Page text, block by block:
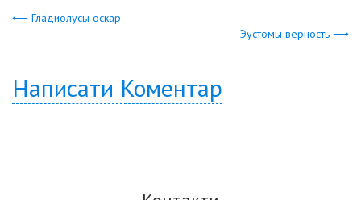
⟵ Гладиолусы оскар
Эустомы верность ⟶
Написати Коментар